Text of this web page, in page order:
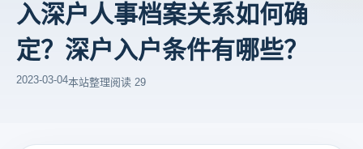
入深户人事档案关系如何确
定？深户入户条件有哪些？
2023-03-04本站整理阅读 29